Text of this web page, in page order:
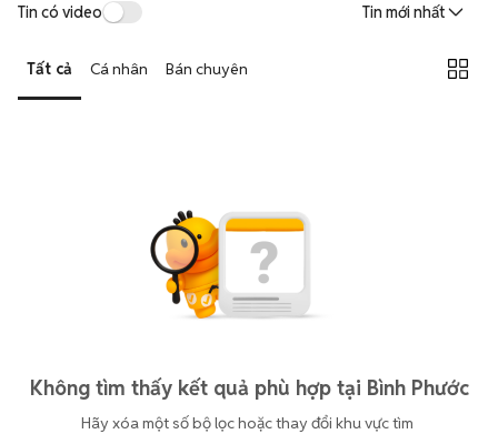
đánh giá chính xác hiệu năng thực tế của máy so với mô tả trên
Mua bán linh hoạt: Hai bên có thể chủ động thỏa thuận giá cả và
địa điểm giao nhận, chốt giao dịch nhanh chóng khi đạt được
Tin có video Tin mới nhất
Tất cả Cá nhân Bán chuyên
Không tìm thấy kết quả phù hợp tại Bình Phước
Hãy xóa một số bộ lọc hoặc thay đổi khu vực tìm